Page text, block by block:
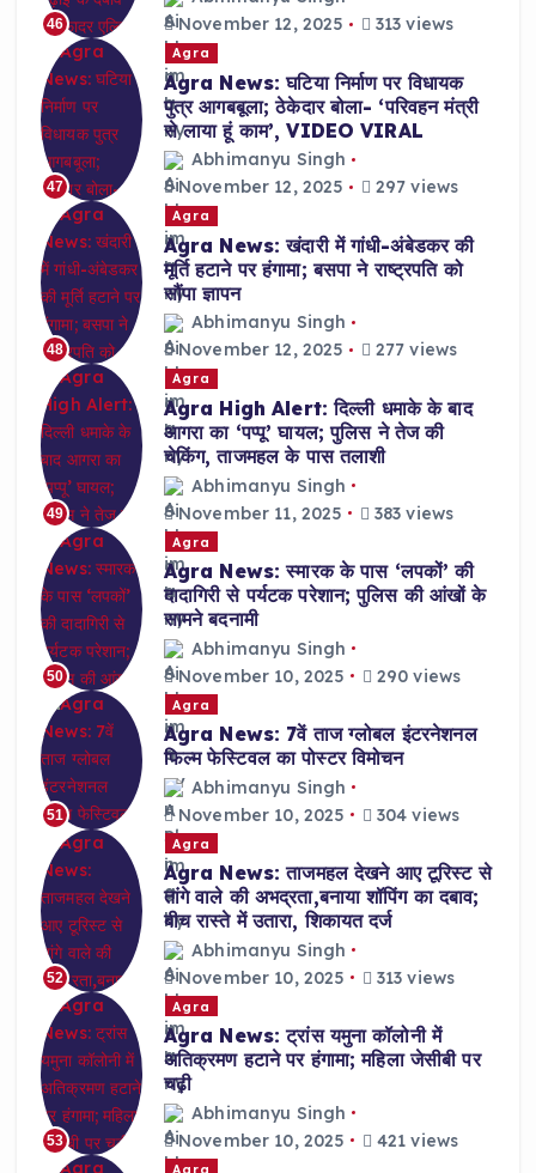
46
November 12, 2025
313 views
47
Agra
Agra News: घटिया निर्माण पर विधायक
पुत्र आगबबूला; ठेकेदार बोला- ‘परिवहन मंत्री
से लाया हूं काम’, VIDEO VIRAL
Abhimanyu Singh
November 12, 2025
297 views
48
Agra
Agra News: खंदारी में गांधी-अंबेडकर की
मूर्ति हटाने पर हंगामा; बसपा ने राष्ट्रपति को
सौंपा ज्ञापन
Abhimanyu Singh
November 12, 2025
277 views
49
Agra
Agra High Alert: दिल्ली धमाके के बाद
आगरा का ‘पप्पू’ घायल; पुलिस ने तेज की
चेकिंग, ताजमहल के पास तलाशी
Abhimanyu Singh
November 11, 2025
383 views
50
Agra
Agra News: स्मारक के पास ‘लपकों’ की
दादागिरी से पर्यटक परेशान; पुलिस की आंखों के
सामने बदनामी
Abhimanyu Singh
November 10, 2025
290 views
51
Agra
Agra News: 7वें ताज ग्लोबल इंटरनेशनल
फिल्म फेस्टिवल का पोस्टर विमोचन
Abhimanyu Singh
November 10, 2025
304 views
52
Agra
Agra News: ताजमहल देखने आए टूरिस्ट से
तांगे वाले की अभद्रता,बनाया शॉपिंग का दबाव;
बीच रास्ते में उतारा, शिकायत दर्ज
Abhimanyu Singh
November 10, 2025
313 views
53
Agra
Agra News: ट्रांस यमुना कॉलोनी में
अतिक्रमण हटाने पर हंगामा; महिला जेसीबी पर
चढ़ी
Abhimanyu Singh
November 10, 2025
421 views
Agra